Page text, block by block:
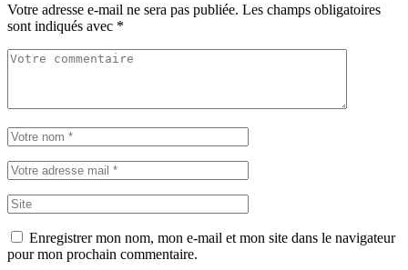
Votre adresse e-mail ne sera pas publiée. Les champs obligatoires
sont indiqués avec *
Enregistrer mon nom, mon e-mail et mon site dans le navigateur
pour mon prochain commentaire.